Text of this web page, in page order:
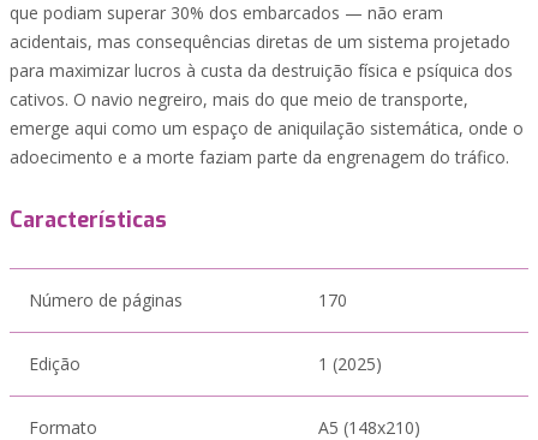
que podiam superar 30% dos embarcados — não eram
acidentais, mas consequências diretas de um sistema projetado
para maximizar lucros à custa da destruição física e psíquica dos
cativos. O navio negreiro, mais do que meio de transporte,
emerge aqui como um espaço de aniquilação sistemática, onde o
adoecimento e a morte faziam parte da engrenagem do tráfico.
Características
Número de páginas 170
Edição 1 (2025)
Formato A5 (148x210)